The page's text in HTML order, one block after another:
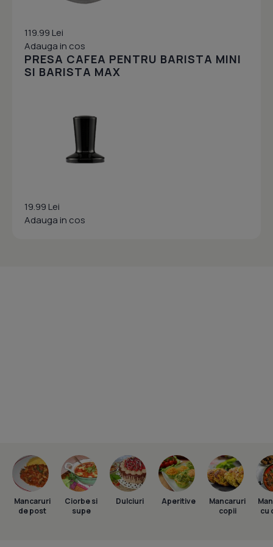
119.99 Lei
Adauga in cos
PRESA CAFEA PENTRU BARISTA MINI
SI BARISTA MAX
19.99 Lei
Adauga in cos
Mancaruri
de post
Ciorbe si
supe
Dulciuri Aperitive
Mancaruri
copii
cu